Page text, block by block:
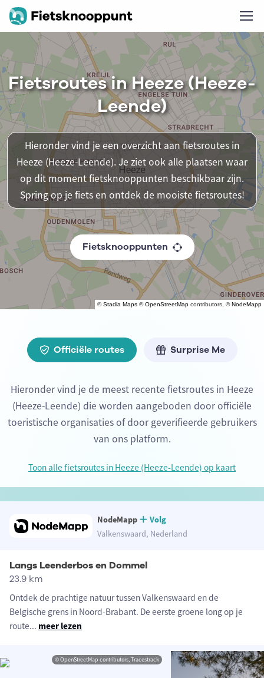
©Stadia Maps ©OpenStreetMap contributors, ©NodeMapp
Fietsroutes in Heeze (Heeze-
Leende)
Hieronder vind je een overzicht aan fietsroutes in
Heeze (Heeze-Leende). Je ziet ook alle plaatsen waar
op dit moment fietsknooppunten beschikbaar zijn.
Spring op je fiets en ontdek de mooiste fietsroutes!
Fietsknooppunten
Officiële routes Surprise Me
Hieronder vind je de meest recente fietsroutes in Heeze
(Heeze-Leende) die worden aangeboden door officiële
toeristische organisaties of door geverifieerde gebruikers
van ons platform.
Toon alle fietsroutes in Heeze (Heeze-Leende) op kaart
NodeMapp
Volg
Valkenswaard, Nederland
Langs Leenderbos en Dommel
23.9 km
Ontdek de prachtige natuur tussen Valkenswaard en de
Belgische grens in Noord-Brabant. De eerste groene long op je
route... meer lezen
© OpenStreetMap contributors, Tracestrack